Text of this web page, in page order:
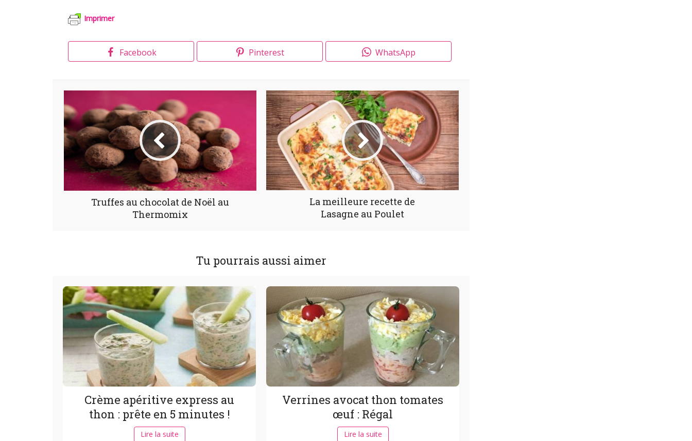
Imprimer
Facebook Pinterest WhatsApp
Truffes au chocolat de Noël au
Thermomix
La meilleure recette de
Lasagne au Poulet
Tu pourrais aussi aimer
Crème apéritive express au
thon : prête en 5 minutes !
Lire la suite
Verrines avocat thon tomates
œuf : Régal
Lire la suite